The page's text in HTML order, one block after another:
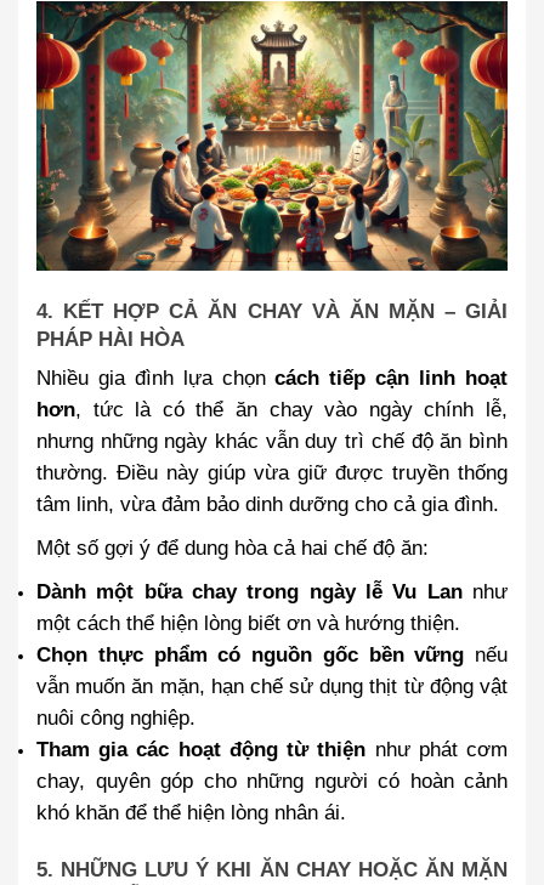
4. KẾT HỢP CẢ ĂN CHAY VÀ ĂN MẶN – GIẢI
PHÁP HÀI HÒA
Nhiều gia đình lựa chọncách tiếp cận linh hoạt
hơn, tức là có thể ăn chay vào ngày chính lễ,
nhưng những ngày khác vẫn duy trì chế độ ăn bình
thường. Điều này giúp vừa giữ được truyền thống
tâm linh, vừa đảm bảo dinh dưỡng cho cả gia đình.
Một số gợi ý để dung hòa cả hai chế độ ăn:
Dành một bữa chay trong ngày lễ Vu Lannhư
một cách thể hiện lòng biết ơn và hướng thiện.
Chọn thực phẩm có nguồn gốc bền vững nếu
vẫn muốn ăn mặn, hạn chế sử dụng thịt từ động vật
nuôi công nghiệp.
Tham gia các hoạt động từ thiện như phát cơm
chay, quyên góp cho những người có hoàn cảnh
khó khăn để thể hiện lòng nhân ái.
5. NHỮNG LƯU Ý KHI ĂN CHAY HOẶC ĂN MẶN